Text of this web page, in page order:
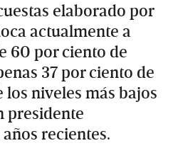
elaborado por
actualmente a
60 por ciento de
37 por ciento de
niveles más bajos
presidente
recientes.